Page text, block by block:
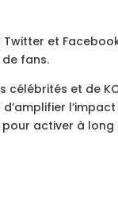
et
fans.
et de
pour activer à